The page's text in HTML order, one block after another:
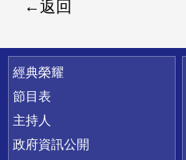
返回
快速連結
經典榮耀
節目表
主持人
政府資訊公開